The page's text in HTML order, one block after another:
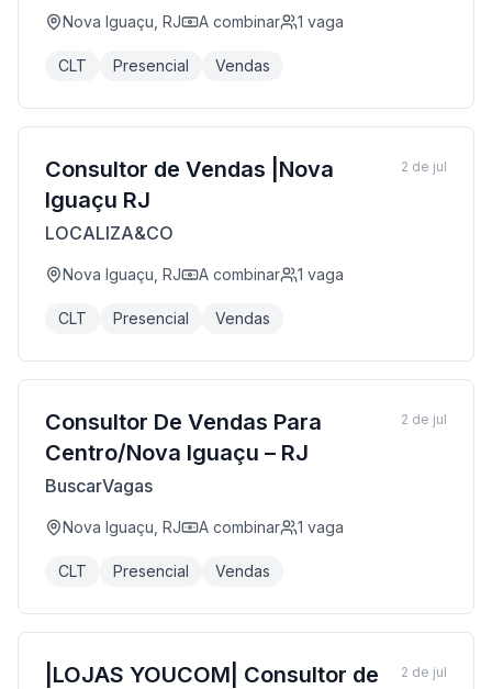
Nova Iguaçu, RJ A combinar 1 vaga
CLT Presencial Vendas
Consultor de Vendas |Nova
Iguaçu RJ
LOCALIZA&CO
Nova Iguaçu, RJ A combinar 1 vaga
CLT Presencial Vendas
2 de jul
Consultor De Vendas Para
Centro/Nova Iguaçu – RJ
BuscarVagas
Nova Iguaçu, RJ A combinar 1 vaga
CLT Presencial Vendas
2 de jul
|LOJAS YOUCOM| Consultor de
2 de jul